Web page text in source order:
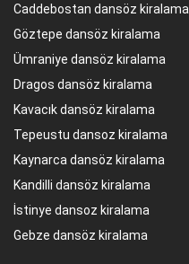
Caddebostan dansöz kiralama
Göztepe dansöz kiralama
Ümraniye dansöz kiralama
Dragos dansöz kiralama
Kavacık dansöz kiralama
Tepeustu dansoz kiralama
Kaynarca dansöz kiralama
Kandilli dansöz kiralama
İstinye dansoz kiralama
Gebze dansöz kiralama